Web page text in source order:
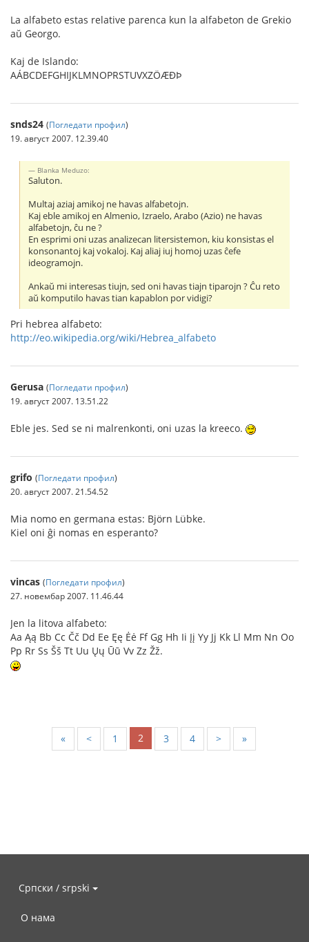
La alfabeto estas relative parenca kun la alfabeton de Grekio
aŭ Georgo.
Kaj de Islando:
AÁBCDEFGHIJKLMNOPRSTUVXZÖÆÐÞ
snds24 (Погледати профил)
19. август 2007. 12.39.40
Blanka Meduzo:
Saluton.
Multaj aziaj amikoj ne havas alfabetojn.
Kaj eble amikoj en Almenio, Izraelo, Arabo (Azio) ne havas
alfabetojn, ĉu ne ?
En esprimi oni uzas analizecan litersistemon, kiu konsistas el
konsonantoj kaj vokaloj. Kaj aliaj iuj homoj uzas ĉefe
ideogramojn.
Ankaŭ mi interesas tiujn, sed oni havas tiajn tiparojn ? Ĉu reto
aŭ komputilo havas tian kapablon por vidigi?
Pri hebrea alfabeto:
http://eo.wikipedia.org/wiki/Hebrea_alfabeto
Gerusa (Погледати профил)
19. август 2007. 13.51.22
Eble jes. Sed se ni malrenkonti, oni uzas la kreeco.
grifo (Погледати профил)
20. август 2007. 21.54.52
Mia nomo en germana estas: Björn Lübke.
Kiel oni ĝi nomas en esperanto?
vincas (Погледати профил)
27. новембар 2007. 11.46.44
Jen la litova alfabeto:
Aa Ąą Bb Cc Čč Dd Ee Ęę Ėė Ff Gg Hh Ii Įį Yy Jj Kk Ll Mm Nn Oo
Pp Rr Ss Šš Tt Uu Ųų Ūū Vv Zz Žž.
« < 1 2 3 4 > »
Српски / srpski
О нама